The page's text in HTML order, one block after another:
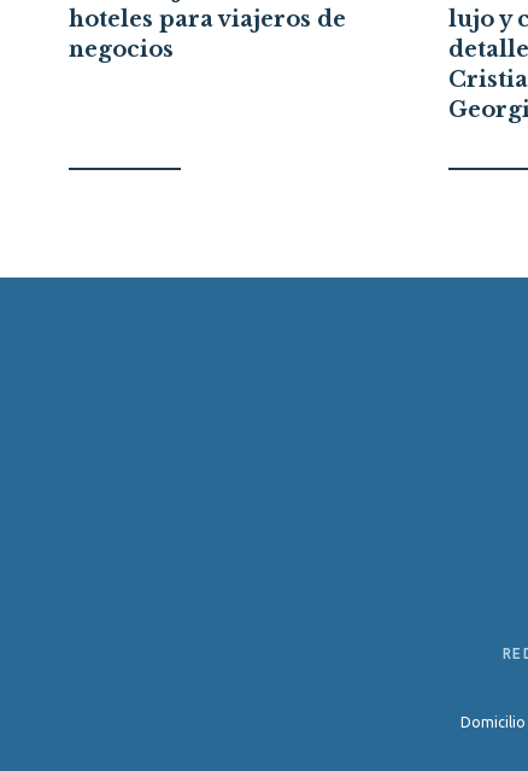
hoteles para viajeros de
negocios
lujo y
Domicilio